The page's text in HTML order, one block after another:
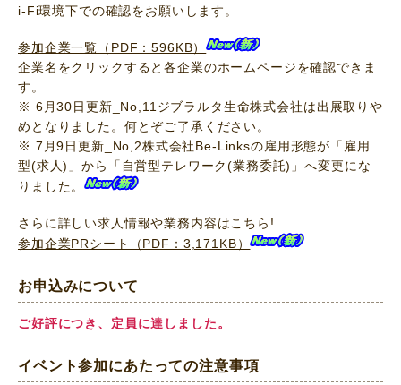
i-Fi環境下での確認をお願いします。
参加企業一覧（PDF：596KB）
企業名をクリックすると各企業のホームページを確認できま
す。
※ 6月30日更新_No,11ジブラルタ生命株式会社は出展取りや
めとなりました。何とぞご了承ください。
※ 7月9日更新_No,2株式会社Be-Linksの雇用形態が「雇用
型(求人)」から「自営型テレワーク(業務委託)」へ変更にな
りました。
さらに詳しい求人情報や業務内容はこちら!
参加企業PRシート（PDF：3,171KB）
お申込みについて
ご好評につき、定員に達しました。
イベント参加にあたっての注意事項